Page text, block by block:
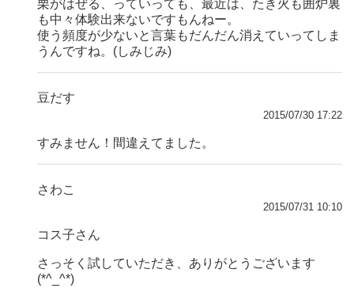
栗がはぜる、っていっても、最近は、たき火も囲炉裏
も中々体験出来ないですもんねー。
使う頻度が少ないと言葉もだんだん消えていってしま
うんですね。(しみじみ)
豆だす
2015/07/30 17:22
すみません！間違えてました。
さわこ
2015/07/31 10:10
コス子さん
さっそく試していただき、ありがとうございます
(*^_^*)